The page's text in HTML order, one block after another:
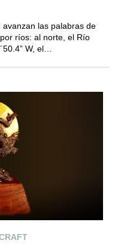
las palabras de
ríos: al norte, el Río
W, el…